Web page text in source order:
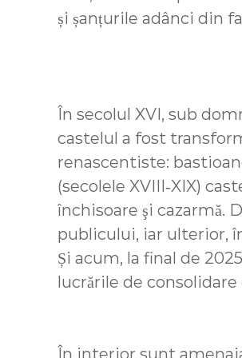
și șanțurile adânci din
În secolul XVI, sub
castelul a fost
renascentiste:
(secolele XVIII‑XIX)
închisoare şi cazarmă.
publicului, iar ulterior,
Și acum, la final de
lucrările de consolidare
În interior sunt